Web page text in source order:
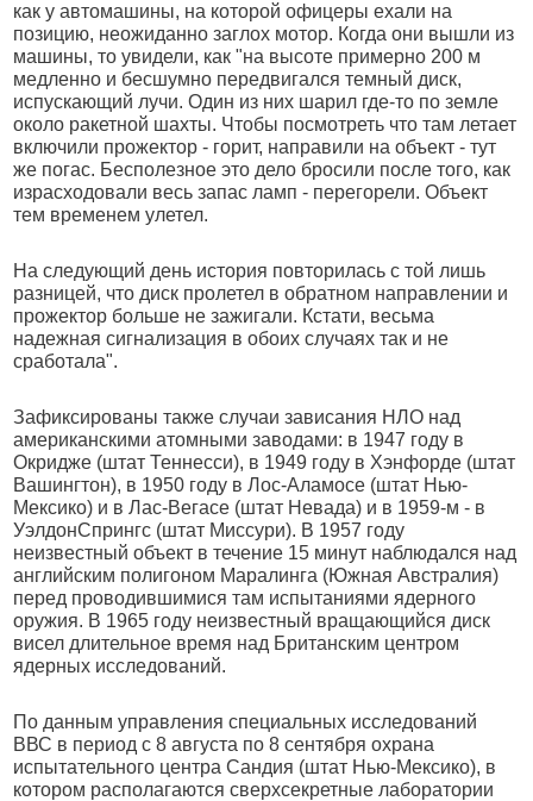
как у автомашины, на которой офицеры ехали на
позицию, неожиданно заглох мотор. Когда они вышли из
машины, то увидели, как "на высоте примерно 200 м
медленно и бесшумно передвигался темный диск,
испускающий лучи. Один из них шарил где-то по земле
около ракетной шахты. Чтобы посмотреть что там летает
включили прожектор - горит, направили на объект - тут
же погас. Бесполезное это дело бросили после того, как
израсходовали весь запас ламп - перегорели. Объект
тем временем улетел.
На следующий день история повторилась с той лишь
разницей, что диск пролетел в обратном направлении и
прожектор больше не зажигали. Кстати, весьма
надежная сигнализация в обоих случаях так и не
сработала".
Зафиксированы также случаи зависания НЛО над
американскими атомными заводами: в 1947 году в
Окридже (штат Теннесси), в 1949 году в Хэнфорде (штат
Вашингтон), в 1950 году в Лос-Аламосе (штат Нью-
Мексико) и в Лас-Вегасе (штат Невада) и в 1959-м - в
УэлдонСпрингс (штат Миссури). В 1957 году
неизвестный объект в течение 15 минут наблюдался над
английским полигоном Маралинга (Южная Австралия)
перед проводившимися там испытаниями ядерного
оружия. В 1965 году неизвестный вращающийся диск
висел длительное время над Британским центром
ядерных исследований.
По данным управления специальных исследований
ВВС в период с 8 августа по 8 сентября охрана
испытательного центра Сандия (штат Нью-Мексико), в
котором располагаются сверхсекретные лаборатории